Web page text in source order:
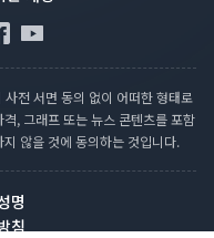
전 서면 동의 없이 어떠한 형태로
, 그래프 또는 뉴스 콘텐츠를 포함
않을 것에 동의하는 것입니다.
명
침